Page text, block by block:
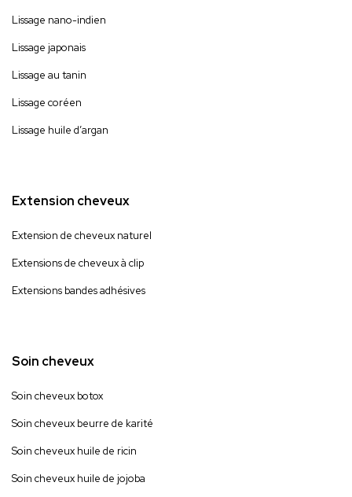
Lissage nano-indien
Lissage japonais
Lissage au tanin
Lissage coréen
Lissage huile d’argan
Extension cheveux
Extension de cheveux naturel
Extensions de cheveux à clip
Extensions bandes adhésives
Soin cheveux
Soin cheveux botox
Soin cheveux beurre de karité
Soin cheveux huile de ricin
Soin cheveux huile de jojoba